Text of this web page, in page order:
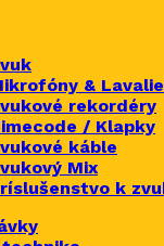
&
rekordéry
/ Klapky
káble
Mix
k